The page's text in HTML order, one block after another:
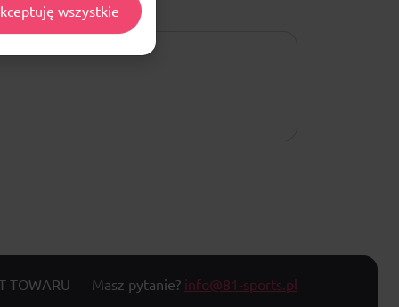
TOWARU Masz pytanie? info@81-sports.pl
wszystkie